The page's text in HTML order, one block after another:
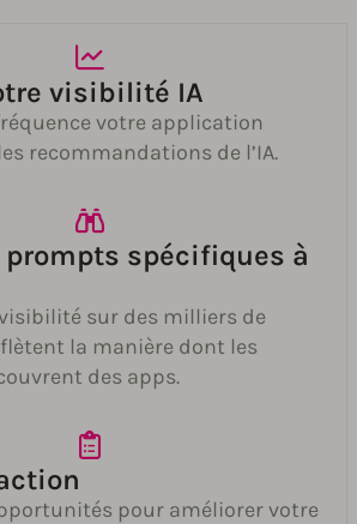
visibilité IA
votre application
recommandations de l’IA.
prompts spécifiques à
sur des milliers de
la manière dont les
des apps.
pour améliorer votre